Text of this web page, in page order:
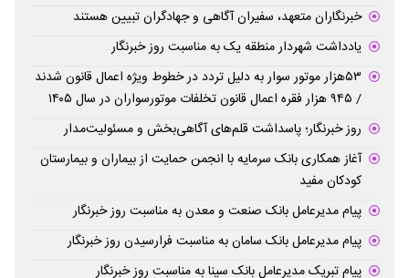
خبرنگاران متعهد، سفیران آگاهی و جهادگران تبیین هستند
یادداشت شهردار منطقه یک به مناسبت روز خبرنگار
۵۳هزار موتور سوار به دلیل تردد در خطوط ویژه اعمال قانون شدند
/ ۹۴۵ هزار فقره اعمال قانون تخلفات موتورسواران در سال ۱۴۰۵
روز خبرنگار؛ پاسداشت قلم‌های آگاهی‌بخش و مسئولیت‌مدار
آغاز همکاری بانک سرمایه با انجمن حمایت از بیماران و بیمارستان
کودکان مفید
پیام مدیرعامل بانک صنعت و معدن به مناسبت روز خبرنگار
پیام مدیرعامل بانک سامان به مناسبت فرارسیدن روز خبرنگار
پیام تبریک مدیرعامل بانک سینا به مناسبت روز خبرنگار